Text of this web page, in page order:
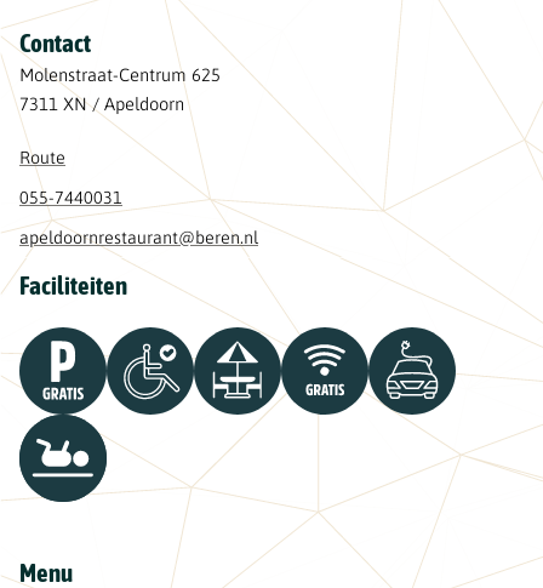
Contact
Molenstraat-Centrum 625
7311 XN / Apeldoorn
Route
055-7440031
apeldoornrestaurant@beren.nl
Faciliteiten
Menu